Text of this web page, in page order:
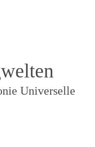
Universelle